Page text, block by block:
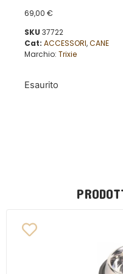
69,00 €
SKU 37722
Cat: ACCESSORI,CANE
Marchio: Trixie
Esaurito